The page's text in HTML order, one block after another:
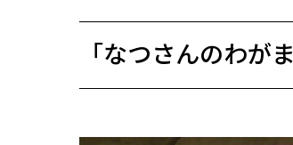
「なつさんのわが